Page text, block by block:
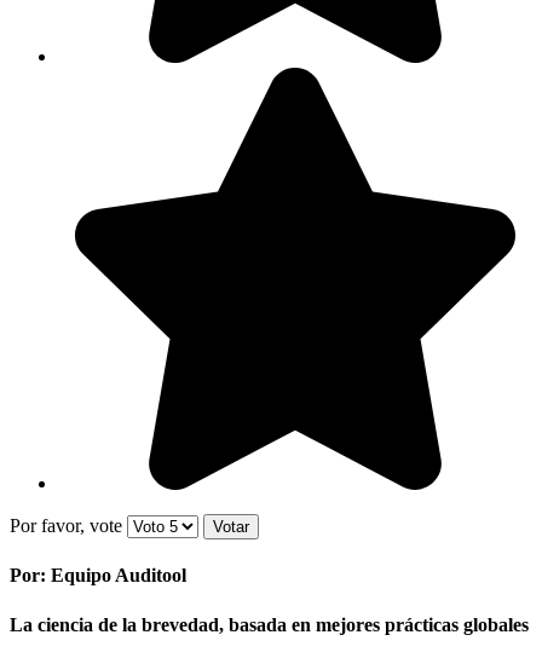
Por favor, vote
Por: Equipo Auditool
La ciencia de la brevedad, basada en mejores prácticas globales